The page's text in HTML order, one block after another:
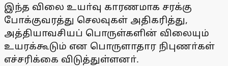
இந்த விலை உயா்வு காரணமாக சரக்கு
போக்குவரத்து செலவுகள் அதிகரித்து,
அத்தியாவசியப் பொருள்களின் விலையும்
உயரக்கூடும் என பொருளாதார நிபுணா்கள்
எச்சரிக்கை விடுத்துள்ளனா்.